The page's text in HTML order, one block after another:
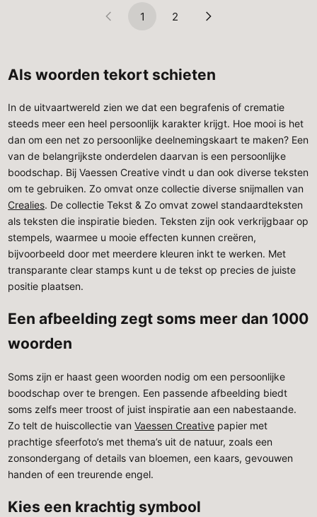
1 2
Als woorden tekort schieten
In de uitvaartwereld zien we dat een begrafenis of crematie
steeds meer een heel persoonlijk karakter krijgt. Hoe mooi is het
dan om een net zo persoonlijke deelnemingskaart te maken? Een
van de belangrijkste onderdelen daarvan is een persoonlijke
boodschap. Bij Vaessen Creative vindt u dan ook diverse teksten
om te gebruiken. Zo omvat onze collectie diverse snijmallen van
Crealies. De collectie Tekst & Zo omvat zowel standaardteksten
als teksten die inspiratie bieden. Teksten zijn ook verkrijgbaar op
stempels, waarmee u mooie effecten kunnen creëren,
bijvoorbeeld door met meerdere kleuren inkt te werken. Met
transparante clear stamps kunt u de tekst op precies de juiste
positie plaatsen.
Een afbeelding zegt soms meer dan 1000
woorden
Soms zijn er haast geen woorden nodig om een persoonlijke
boodschap over te brengen. Een passende afbeelding biedt
soms zelfs meer troost of juist inspiratie aan een nabestaande.
Zo telt de huiscollectie vanVaessen Creative papier met
prachtige sfeerfoto’s met thema’s uit de natuur, zoals een
zonsondergang of details van bloemen, een kaars, gevouwen
handen of een treurende engel.
Kies een krachtig symbool